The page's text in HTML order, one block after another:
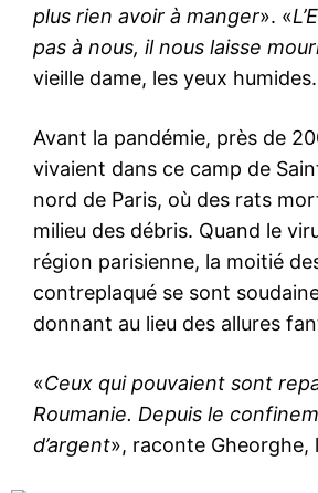
plus rien avoir à manger». «
pas à nous, il nous laisse
vieille dame, les yeux humides.
Avant la pandémie, près de
vivaient dans ce camp de
nord de Paris, où des rats
milieu des débris. Quand le
région parisienne, la moitié
contreplaqué se sont
donnant au lieu des allures
«Ceux qui pouvaient sont
Roumanie. Depuis le
d’argent», raconte Gheorghe,